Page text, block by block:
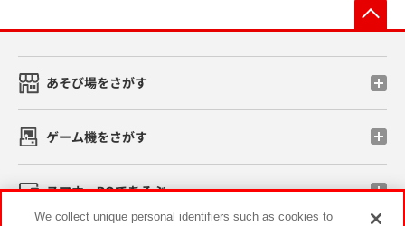
あそび場をさがす
ゲーム機をさがす
スマホ・PCであそぶ
We collect unique personal identifiers such as cookies to